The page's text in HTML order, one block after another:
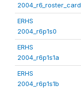
2004_r6_roster_card
ERHS
2004_r6p1s0
ERHS
2004_r6p1s1a
ERHS
2004_r6p1s1b